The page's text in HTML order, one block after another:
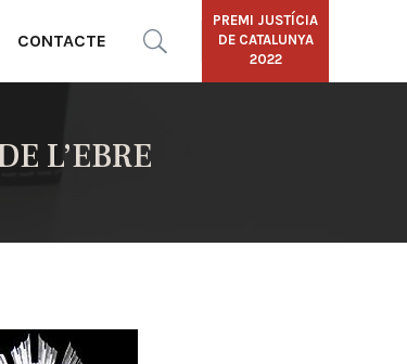
CONTACTE
PREMI JUSTÍCIA
DE CATALUNYA
2022
L’EBRE